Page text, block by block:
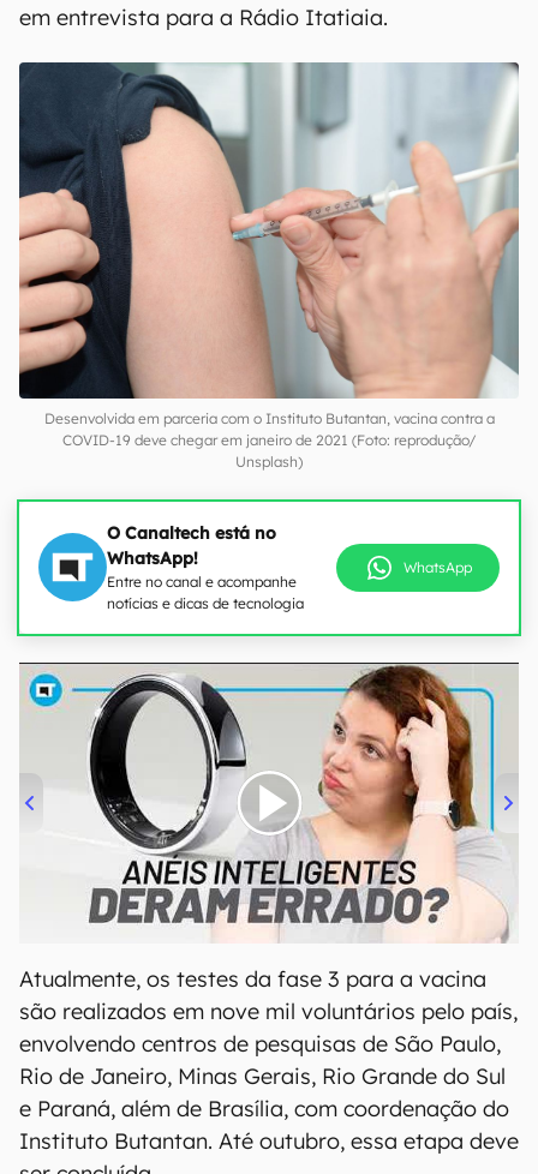
em entrevista para a Rádio Itatiaia.
Desenvolvida em parceria com o Instituto Butantan, vacina contra a
COVID-19 deve chegar em janeiro de 2021 (Foto: reprodução/
Unsplash)
O Canaltech está no
WhatsApp!
Entre no canal e acompanhe
notícias e dicas de tecnologia
WhatsApp
00:00/21:11
Atualmente, os testes da fase 3 para a vacina
são realizados em nove mil voluntários pelo país,
envolvendo centros de pesquisas de São Paulo,
Rio de Janeiro, Minas Gerais, Rio Grande do Sul
e Paraná, além de Brasília, com coordenação do
Instituto Butantan. Até outubro, essa etapa deve